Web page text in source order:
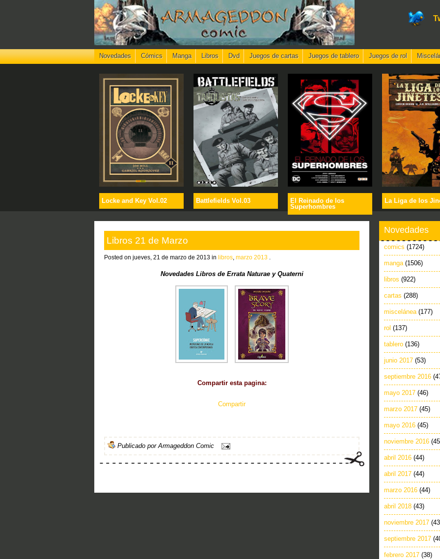
Novedades Cómics Manga Libros Dvd Juegos de cartas Juegos de tablero Juegos de rol
Locke and Key Vol.02 Battlefields Vol.03
El Reinado de los
Superhombres
La Liga de los
Libros 21 de Marzo
Posted on jueves, 21 de marzo de 2013 in libros marzo 2013
Novedades Libros de Errata Naturae y Quaterni
Compartir esta pagina:
Compartir
Publicado porArmageddon Comic
Novedades
comics (1724)
manga (1506)
libros (922)
cartas (288)
miscelánea (177)
rol (137)
tablero (136)
junio 2017 (53)
septiembre 2016
mayo 2017 (46)
marzo 2017 (45)
mayo 2016 (45)
noviembre 2016
abril 2016 (44)
abril 2017 (44)
marzo 2016 (44)
abril 2018 (43)
noviembre 2017
septiembre 2017
febrero 2017 (38)